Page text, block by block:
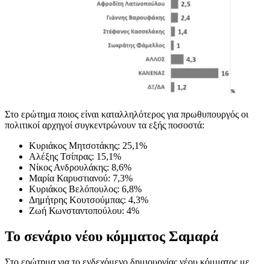
Στο ερώτημα ποιος είναι καταλληλότερος για πρωθυπουργός οι
πολιτικοί αρχηγοί συγκεντρώνουν τα εξής ποσοστά:
Κυριάκος Μητσοτάκης: 25,1%
Αλέξης Τσίπρας: 15,1%
Νίκος Ανδρουλάκης: 8,6%
Μαρία Καρυστιανού: 7,3%
Κυριάκος Βελόπουλος: 6,8%
Δημήτρης Κουτσούμπας: 4,3%
Ζωή Κωνσταντοπούλου: 4%
Το σενάριο νέου κόμματος Σαμαρά